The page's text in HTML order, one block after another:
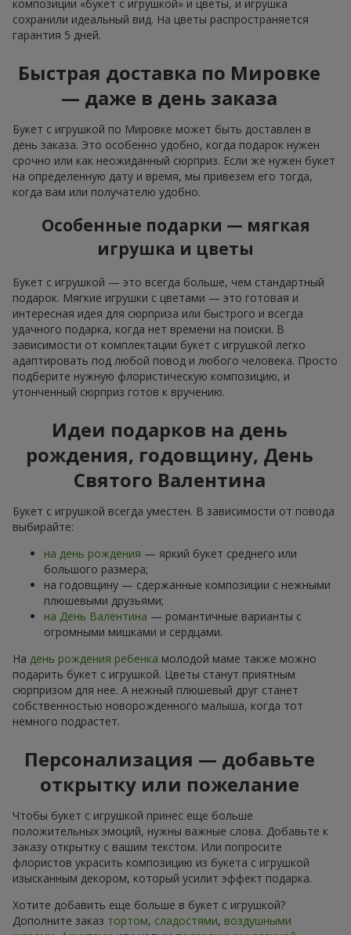
композиции «букет с игрушкой» и цветы, и игрушка
сохранили идеальный вид. На цветы распространяется
гарантия 5 дней.
Быстрая доставка по Мировке
— даже в день заказа
Букет с игрушкой по Мировке может быть доставлен в
день заказа. Это особенно удобно, когда подарок нужен
срочно или как неожиданный сюрприз. Если же нужен букет
на определенную дату и время, мы привезем его тогда,
когда вам или получателю удобно.
Особенные подарки — мягкая
игрушка и цветы
Букет с игрушкой — это всегда больше, чем стандартный
подарок. Мягкие игрушки с цветами — это готовая и
интересная идея для сюрприза или быстрого и всегда
удачного подарка, когда нет времени на поиски. В
зависимости от комплектации букет с игрушкой легко
адаптировать под любой повод и любого человека. Просто
подберите нужную флористическую композицию, и
утонченный сюрприз готов к вручению.
Идеи подарков на день
рождения, годовщину, День
Святого Валентина
Букет с игрушкой всегда уместен. В зависимости от повода
выбирайте:
на день рождения — яркий букет среднего или
большого размера;
на годовщину — сдержанные композиции с нежными
плюшевыми друзьями;
на День Валентина — романтичные варианты с
огромными мишками и сердцами.
На день рождения ребенка молодой маме также можно
подарить букет с игрушкой. Цветы станут приятным
сюрпризом для нее. А нежный плюшевый друг станет
собственностью новорожденного малыша, когда тот
немного подрастет.
Персонализация — добавьте
открытку или пожелание
Чтобы букет с игрушкой принес еще больше
положительных эмоций, нужны важные слова. Добавьте к
заказу открытку с вашим текстом. Или попросите
флористов украсить композицию из букета с игрушкой
изысканным декором, который усилит эффект подарка.
Хотите добавить еще больше в букет с игрушкой?
Дополните заказ тортом, сладостями, воздушными